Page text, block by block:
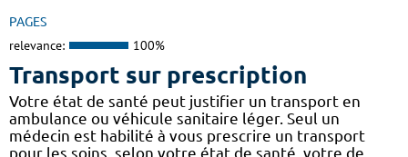
PAGES
relevance: 100%
Transport sur prescription
Votre état de santé peut justifier un transport en
ambulance ou véhicule sanitaire léger. Seul un
médecin est habilité à vous prescrire un transport
pour les soins, selon votre état de santé, votre de